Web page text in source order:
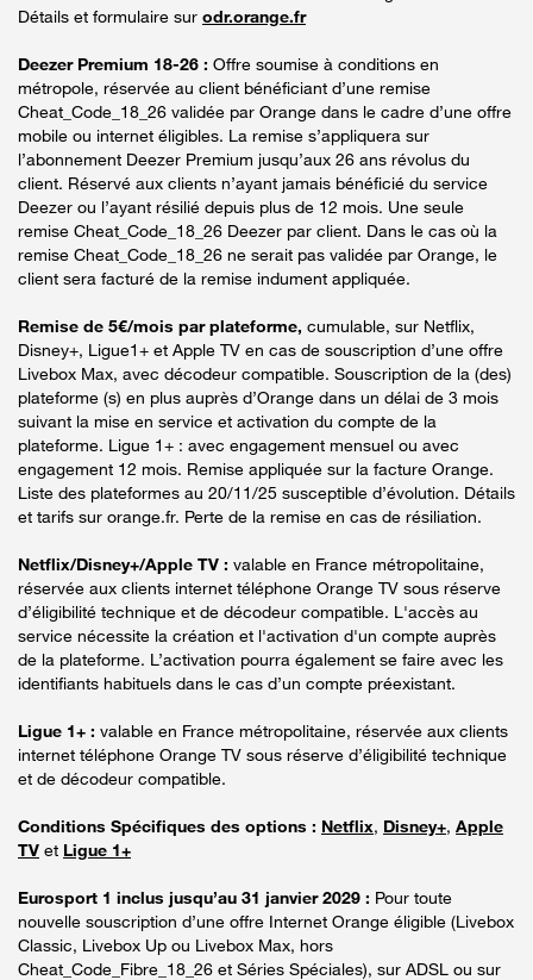
Détails et formulaire sur odr.orange.fr
Deezer Premium 18-26 : Offre soumise à conditions en
métropole, réservée au client bénéficiant d’une remise
Cheat_Code_18_26 validée par Orange dans le cadre d’une offre
mobile ou internet éligibles. La remise s’appliquera sur
l’abonnement Deezer Premium jusqu’aux 26 ans révolus du
client. Réservé aux clients n’ayant jamais bénéficié du service
Deezer ou l’ayant résilié depuis plus de 12 mois. Une seule
remise Cheat_Code_18_26 Deezer par client. Dans le cas où la
remise Cheat_Code_18_26 ne serait pas validée par Orange, le
client sera facturé de la remise indument appliquée.
Remise de 5€/mois par plateforme, cumulable, sur Netflix,
Disney+, Ligue1+ et Apple TV en cas de souscription d’une offre
Livebox Max, avec décodeur compatible. Souscription de la (des)
plateforme (s) en plus auprès d’Orange dans un délai de 3 mois
suivant la mise en service et activation du compte de la
plateforme. Ligue 1+ : avec engagement mensuel ou avec
engagement 12 mois. Remise appliquée sur la facture Orange.
Liste des plateformes au 20/11/25 susceptible d’évolution. Détails
et tarifs sur orange.fr. Perte de la remise en cas de résiliation.
Netflix/Disney+/Apple TV : valable en France métropolitaine,
réservée aux clients internet téléphone Orange TV sous réserve
d’éligibilité technique et de décodeur compatible. L'accès au
service nécessite la création et l'activation d'un compte auprès
de la plateforme. L’activation pourra également se faire avec les
identifiants habituels dans le cas d’un compte préexistant.
Ligue 1+ : valable en France métropolitaine, réservée aux clients
internet téléphone Orange TV sous réserve d’éligibilité technique
et de décodeur compatible.
Conditions Spécifiques des options : Netflix, Disney+, Apple
TV et Ligue 1+
Eurosport 1 inclus jusqu’au 31 janvier 2029 : Pour toute
nouvelle souscription d’une offre Internet Orange éligible (Livebox
Classic, Livebox Up ou Livebox Max, hors
Cheat_Code_Fibre_18_26 et Séries Spéciales), sur ADSL ou sur